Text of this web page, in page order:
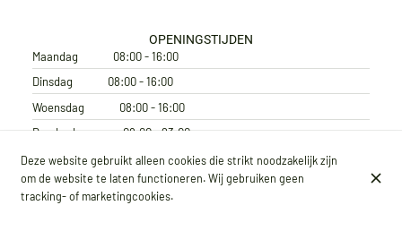
OPENINGSTIJDEN
Maandag
08:00 - 16:00
Dinsdag
08:00 - 16:00
Woensdag
08:00 - 16:00
Donderdag
08:00 - 23:00
Vrijdag
08:00 - 23:00
Zaterdag
10:00 - 23:00
Deze website gebruikt alleen cookies die strikt noodzakelijk zijn
om de website te laten functioneren. Wij gebruiken geen
tracking- of marketingcookies.